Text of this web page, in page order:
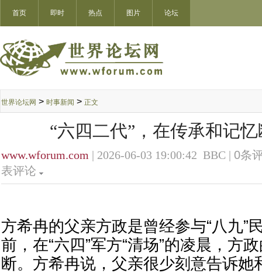
首页 即时 热点 图片 论坛
世界论坛网 > 时事新闻 > 正文
“六四二代”，在传承和记
www.wforum.com | 2026-06-03 19:00:42 BBC | 0条
表评论
方希冉的父亲方政是曾经参与“八九”
前，在“六四”军方“清场”的凌晨，方
断。方希冉说，父亲很少刻意告诉她